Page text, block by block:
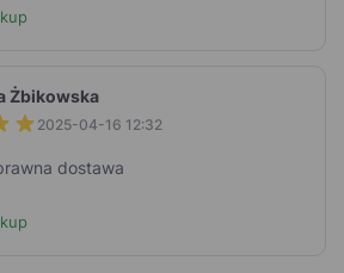
Żbikowska
2025-04-16 12:32
dostawa